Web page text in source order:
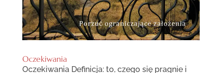
Oczekiwania
Oczekiwania Definicja: to, czego się pragnie i